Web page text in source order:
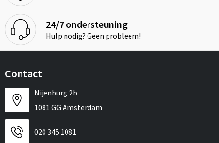
24/7 ondersteuning
Hulp nodig? Geen probleem!
Contact
Nijenburg 2b
1081 GG Amsterdam
020 345 1081